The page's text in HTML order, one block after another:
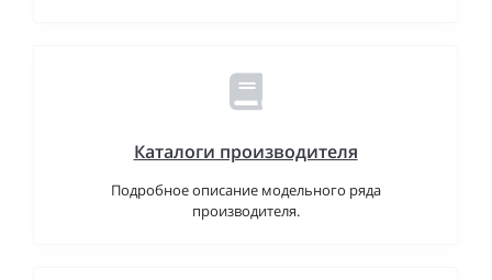
Каталоги производителя
Подробное описание модельного ряда
производителя.